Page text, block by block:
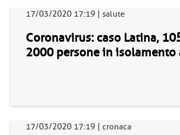
17/03/2020 17:19 | salute
Coronavirus: caso Latina,
2000 persone in isolamento
17/03/2020 17:19 | cronaca